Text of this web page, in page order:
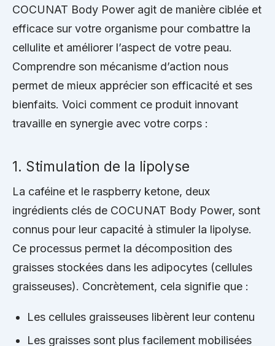
COCUNAT Body Power agit de manière ciblée et
efficace sur votre organisme pour combattre la
cellulite et améliorer l’aspect de votre peau.
Comprendre son mécanisme d’action nous
permet de mieux apprécier son efficacité et ses
bienfaits. Voici comment ce produit innovant
travaille en synergie avec votre corps :
1. Stimulation de la lipolyse
La caféine et le raspberry ketone, deux
ingrédients clés de COCUNAT Body Power, sont
connus pour leur capacité à stimuler la lipolyse.
Ce processus permet la décomposition des
graisses stockées dans les adipocytes (cellules
graisseuses). Concrètement, cela signifie que :
Les cellules graisseuses libèrent leur contenu
Les graisses sont plus facilement mobilisées